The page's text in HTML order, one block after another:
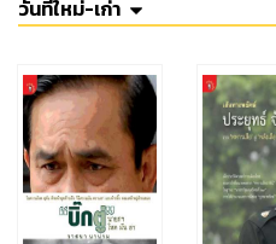
วันที่ใหม่-เก่า